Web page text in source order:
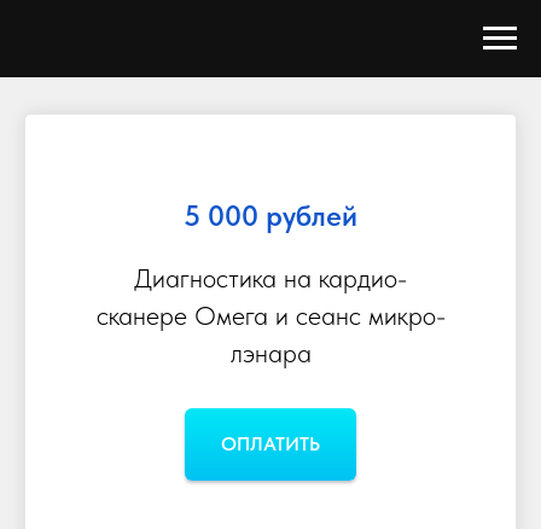
5 000 рублей
Диагностика на кардио-
сканере Омега и сеанс микро-
лэнара
ОПЛАТИТЬ